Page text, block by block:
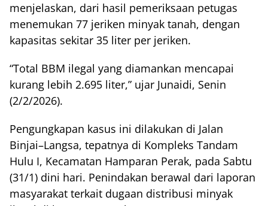
menjelaskan, dari hasil pemeriksaan petugas
menemukan 77 jeriken minyak tanah, dengan
kapasitas sekitar 35 liter per jeriken.
“Total BBM ilegal yang diamankan mencapai
kurang lebih 2.695 liter,” ujar Junaidi, Senin
(2/2/2026).
Pengungkapan kasus ini dilakukan di Jalan
Binjai–Langsa, tepatnya di Kompleks Tandam
Hulu I, Kecamatan Hamparan Perak, pada Sabtu
(31/1) dini hari. Penindakan berawal dari laporan
masyarakat terkait dugaan distribusi minyak